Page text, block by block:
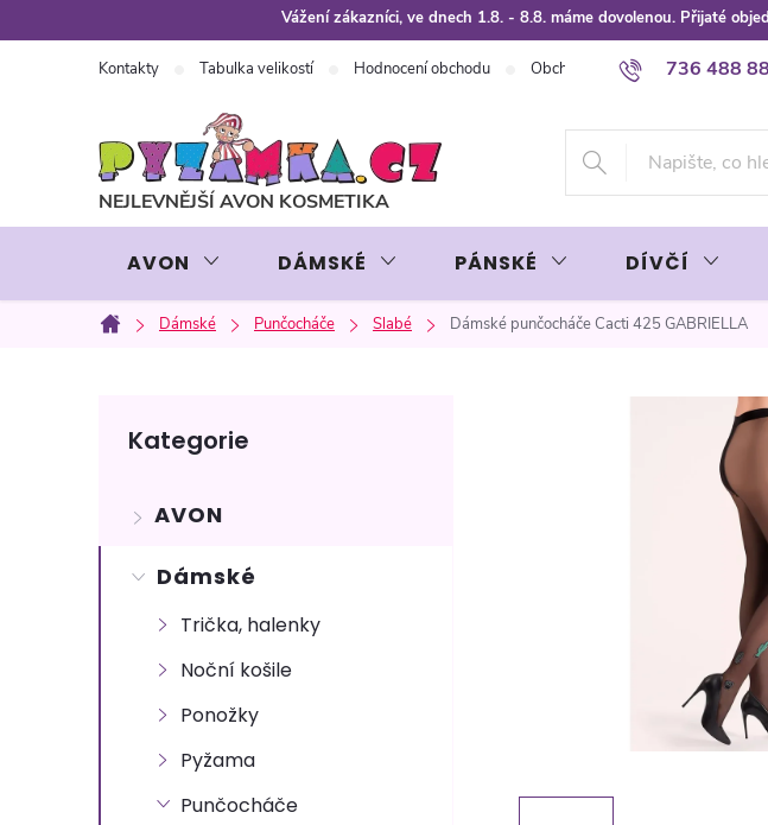
na
Vážení zákazníci, ve dnech 1.8. - 8.8. máme dovolenou. Přijaté
736 488
Kontakty Tabulka velikostí Hodnocení obchodu Obchodní podmínky
AVON DÁMSKÉ PÁNSKÉ DÍVČÍ
Domů
Dámské Punčocháče Slabé Dámské punčocháče Cacti 425 GABRIELLA
s
kategorie
Kategorie
AVON
Dámské
Trička, halenky
Noční košile
Ponožky
Pyžama
Punčocháče